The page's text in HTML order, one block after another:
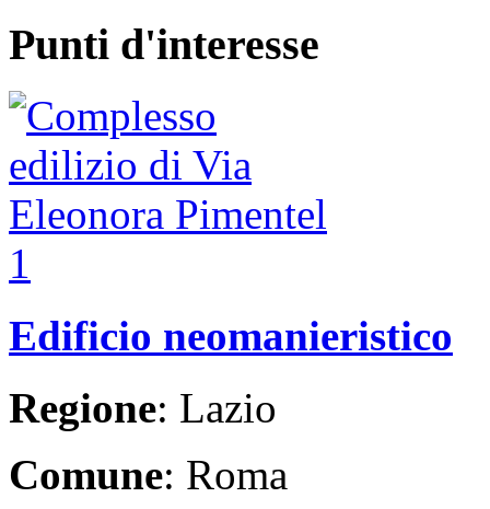
Punti d'interesse
Edificio neomanieristico
Regione: Lazio
Comune: Roma